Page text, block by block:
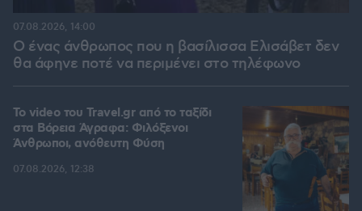
Ο ένας άνθρωπος που η βασίλισσα Ελισάβετ δεν
θα άφηνε ποτέ να περιμένει στο τηλέφωνο
07.08.2026, 14:00
To video του Travel.gr από το ταξίδι
στα Βόρεια Άγραφα: Φιλόξενοι
Άνθρωποι, ανόθευτη Φύση
07.08.2026, 12:38